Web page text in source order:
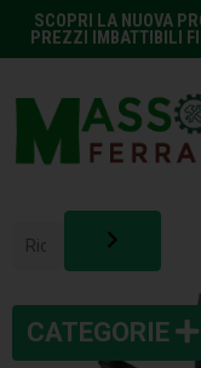
SCOPRI LA NUOVA
PREZZI IMBATTIBILI